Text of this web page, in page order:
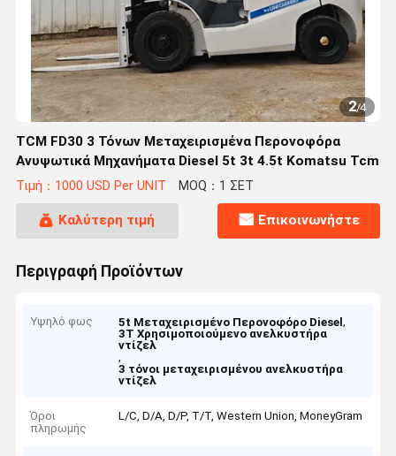
2/4
TCM FD30 3 Τόνων Μεταχειρισμένα Περονοφόρα
Ανυψωτικά Μηχανήματα Diesel 5t 3t 4.5t Komatsu Tcm
Τιμή：1000 USD Per UNIT MOQ：1 ΣΕΤ
Καλύτερη τιμή Επικοινωνήστε
Περιγραφή Προϊόντων
Υψηλό φως 5t Μεταχειρισμένο Περονοφόρο Diesel,
3Τ Χρησιμοποιούμενο ανελκυστήρα
ντίζελ
,
3 τόνοι μεταχειρισμένου ανελκυστήρα
ντίζελ
Όροι
πληρωμής
L/C, D/A, D/P, T/T, Western Union, MoneyGram